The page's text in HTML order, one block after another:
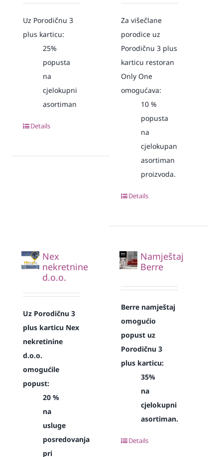
Uz Porodičnu 3
plus karticu:
25%
popusta
na
cjelokupni
asortiman
Details
Za višečlane
porodice uz
Porodičnu 3 plus
karticu restoran
Only One
omogućava:
10%
popusta
na
cjelokupan
asortiman
proizvoda.
Details
Nex
nekretnine
d.o.o.
Uz Porodičnu 3
plus karticu Nex
nekretinine
d.o.o.
omogućile
popust:
20 %
na
usluge
posredovanja
pri
Namještaj
Berre
Berre namještaj
omogućio
popust uz
Porodičnu 3
plus karticu:
35%
na
cjelokupni
asortiman.
Details